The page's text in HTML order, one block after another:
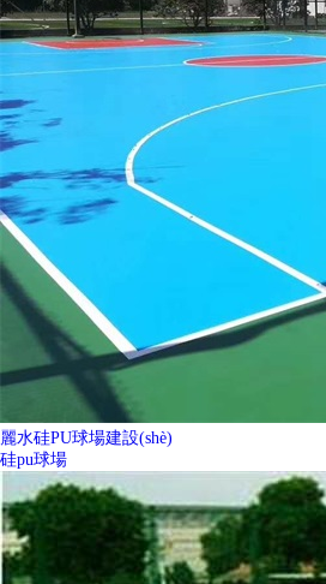
麗水硅PU球場建設(shè)
硅pu球場